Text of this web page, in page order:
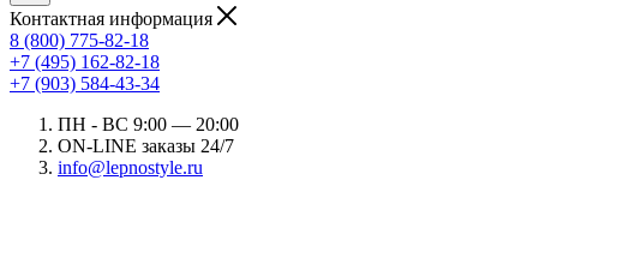
Контактная информация
8 (800) 775-82-18
+7 (495) 162-82-18
+7 (903) 584-43-34
ПН - ВС 9:00 — 20:00
ON-LINE заказы 24/7
info@lepnostyle.ru